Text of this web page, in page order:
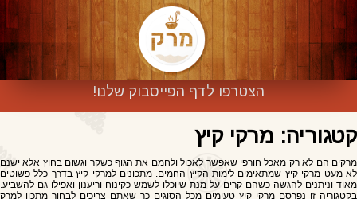
הצטרפו לדף הפייסבוק שלנו!
קטגוריה: מרקי קיץ
מרקים הם לא רק מאכל חורפי שאפשר לאכול ולחמם את הגוף כשקר וגשום בחוץ אלא ישנם
לא מעט מרקי קיץ שמתאימים לימות הקיץ החמים. מתכונים למרקי קיץ בדרך כלל פשוטים
מאוד וניתנים להגשה כשהם קרים על מנת שיוכלו לשמש כקינוח וריענון ואפילו גם להשביע.
בקטגוריה זו נפרסם מרקי קיץ טעימים מכל הסוגים כך שאתם צריכים לבחור מתכון למרק